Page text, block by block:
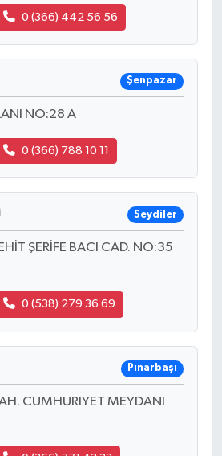
0 (366) 442 56 56
Şenpazar
NO:28 A
0 (366) 788 10 11
Seydiler
ŞERİFE BACI CAD. NO:35
0 (538) 279 36 69
Pınarbaşı
CUMHURIYET MEYDANI